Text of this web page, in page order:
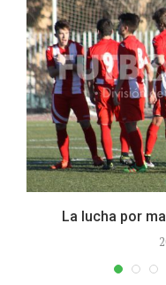
La lucha por